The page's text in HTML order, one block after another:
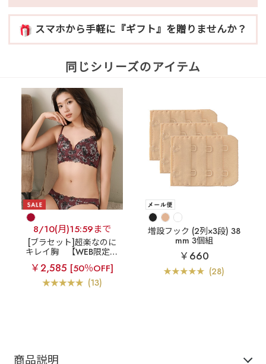
スマホから手軽に『ギフト』を贈りませんか？
同じシリーズのアイテム
8/10(月)15:59まで
[ブラセット]超楽なのに
キレイ胸
【WEB限定】
モノクローム フラワー ai
merfeel楽ブラ(R) ブラジ
ャー&ショーツ
￥2,585 [50％OFF]
(13)
増設フック (2列×3段) 38
mm 3個組
￥660
(28)
商品説明